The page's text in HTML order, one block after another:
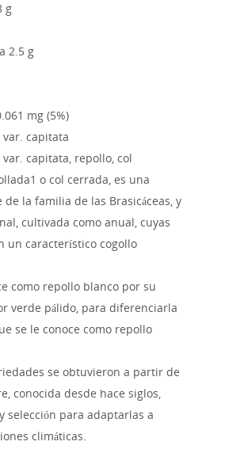
g
2.5 g
mg (5%)
var. capitata
capitata, repollo, col
o col cerrada, es una
la familia de las Brasicáceas, y
cultivada como anual, cuyas
un característico cogollo
como repollo blanco por su
verde pálido, para diferenciarla
se le conoce como repollo
se obtuvieron a partir de
conocida desde hace siglos,
selección para adaptarlas a
climáticas.